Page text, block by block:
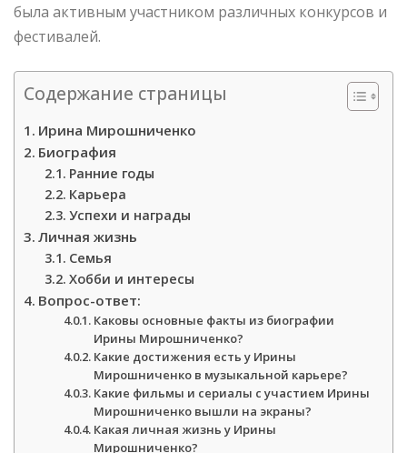
была активным участником различных конкурсов и
фестивалей.
Содержание страницы
Ирина Мирошниченко
Биография
Ранние годы
Карьера
Успехи и награды
Личная жизнь
Семья
Хобби и интересы
Вопрос-ответ:
Каковы основные факты из биографии
Ирины Мирошниченко?
Какие достижения есть у Ирины
Мирошниченко в музыкальной карьере?
Какие фильмы и сериалы с участием Ирины
Мирошниченко вышли на экраны?
Какая личная жизнь у Ирины
Мирошниченко?